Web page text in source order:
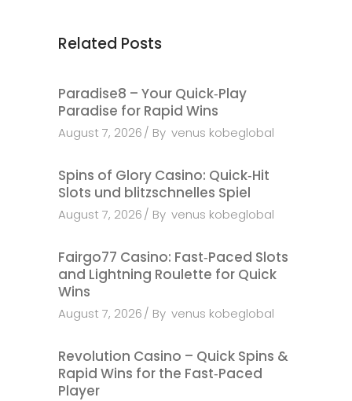
Related Posts
Paradise8 – Your Quick‑Play
Paradise for Rapid Wins
August 7, 2026 By venus kobeglobal
Spins of Glory Casino: Quick‑Hit
Slots und blitzschnelles Spiel
August 7, 2026 By venus kobeglobal
Fairgo77 Casino: Fast‑Paced Slots
and Lightning Roulette for Quick
Wins
August 7, 2026 By venus kobeglobal
Revolution Casino – Quick Spins &
Rapid Wins for the Fast‑Paced
Player